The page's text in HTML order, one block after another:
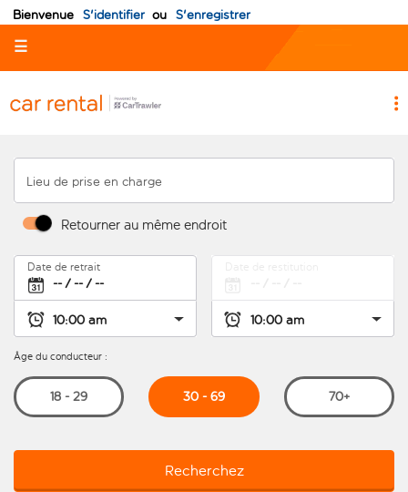
Bienvenue S'identifier ou S'enregistrer
☰
Lieu de prise en charge
Retourner au même endroit
Date de retrait
Âge du conducteur :
18 - 29 30 - 69 70+
Recherchez